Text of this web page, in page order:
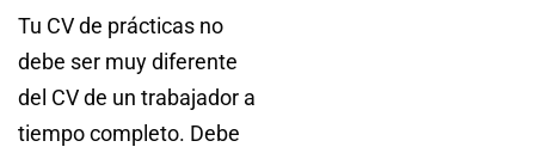
Tu CV de prácticas no
debe ser muy diferente
del CV de un trabajador a
tiempo completo. Debe